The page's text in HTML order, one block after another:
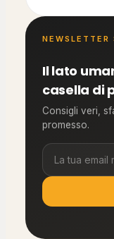
NEWSLETTER
Il lato
casella di
Consigli veri,
promesso.